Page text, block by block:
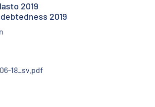
2019
2019
18_sv.pdf